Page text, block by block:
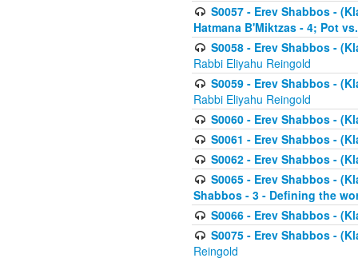
S0057 - Erev Shabbos -
Hatmana B'Miktzas - 4; Pot
S0058 - Erev Shabbos -
Rabbi Eliyahu Reingold
S0059 - Erev Shabbos -
Rabbi Eliyahu Reingold
S0060 - Erev Shabbos -
S0061 - Erev Shabbos -
S0062 - Erev Shabbos -
S0065 - Erev Shabbos -
Shabbos - 3 - Defining the
S0066 - Erev Shabbos -
S0075 - Erev Shabbos -
Reingold